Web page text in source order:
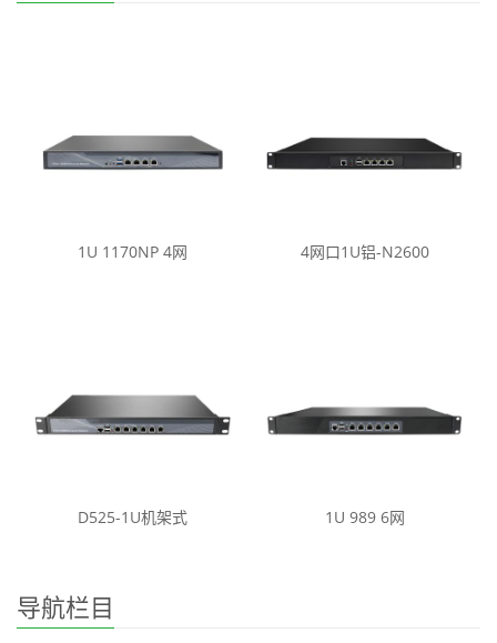
1U 1170NP 4网 4网口1U铝-N2600
D525-1U机架式 1U 989 6网
导航栏目